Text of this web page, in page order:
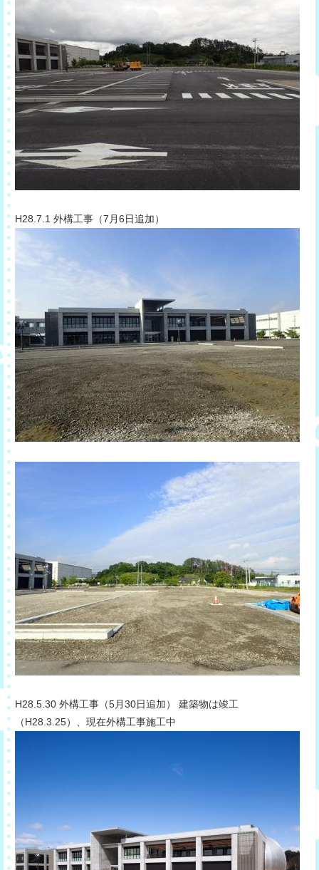
​H28.7.1 外構工事（7月6日追加）​​
​H28.5.30 外構工事（5月30日追加） 建築物は竣工
（H28.3.25）、現在外構工事施工中​​